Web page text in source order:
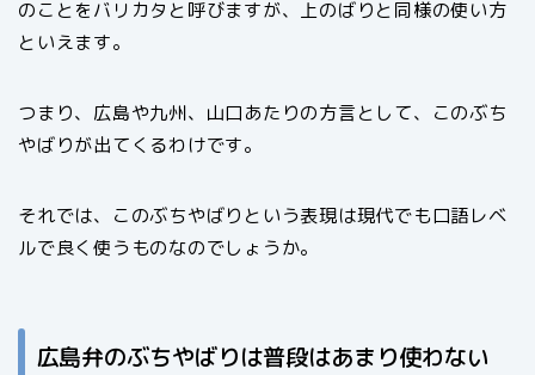
のことをバリカタと呼びますが、上のばりと同様の使い方
といえます。
つまり、広島や九州、山口あたりの方言として、このぶち
やばりが出てくるわけです。
それでは、このぶちやばりという表現は現代でも口語レベ
ルで良く使うものなのでしょうか。
広島弁のぶちやばりは普段はあまり使わない